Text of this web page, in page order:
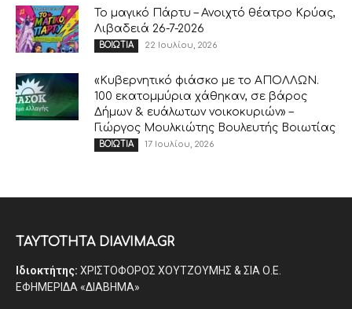
Το μαγικό Πάρτυ – Ανοιχτό θέατρο Κρύας,
Λιβαδειά 26-7-2026
ΒΟΙΩΤΙΑ 22 Ιουλίου, 2026
«Κυβερνητικό φιάσκο με το ΑΠΟΛΛΩΝ.
100 εκατομμύρια χάθηκαν, σε βάρος
Δήμων & ευάλωτων νοικοκυριών» –
Γιώργος Μουλκιώτης Βουλευτής Βοιωτίας
ΒΟΙΩΤΙΑ 17 Ιουλίου, 2026
ΤΑΥΤΟΤΗΤΑ DIAVIMA.GR
Ιδιοκτήτης: ΧΡΙΣΤΟΦΟΡΟΣ ΧΟΥΤΖΟΥΜΗΣ & ΣΙΑ Ο.Ε.
ΕΦΗΜΕΡΙΔΑ «ΔΙΑΒΗΜΑ»